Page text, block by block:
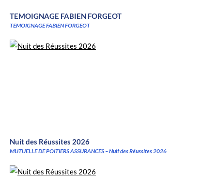
TEMOIGNAGE FABIEN FORGEOT
TEMOIGNAGE FABIEN FORGEOT
Nuit des Réussites 2026
MUTUELLE DE POITIERS ASSURANCES – Nuit des Réussites 2026